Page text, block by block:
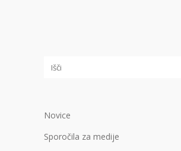
Novice
Sporočila za medije